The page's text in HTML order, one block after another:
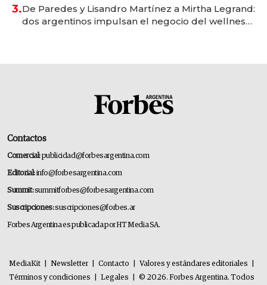
3.De Paredes y Lisandro Martínez a Mirtha Legrand:
dos argentinos impulsan el negocio del wellness
Contactos
Comercial:publicidad@forbesargentina.com
Editorial:info@forbesargentina.com
Summit:summitforbes@forbesargentina.com
Suscripciones:suscripciones@forbes.ar
Forbes Argentina es publicada por HT Media SA.
MediaKit Newsletter Contacto Valores y estándares editoriales
Términos y condiciones
Legales © 2026. Forbes Argentina. Todos